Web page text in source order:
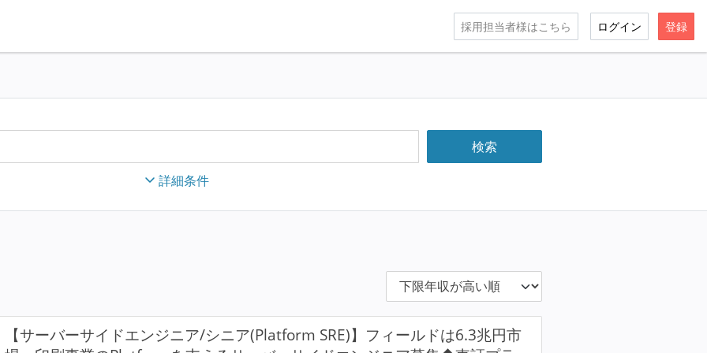
採用担当者様はこちら ログイン 登録
詳細条件
【サーバーサイドエンジニア/シニア(Platform SRE)】フィールドは6.3兆円市